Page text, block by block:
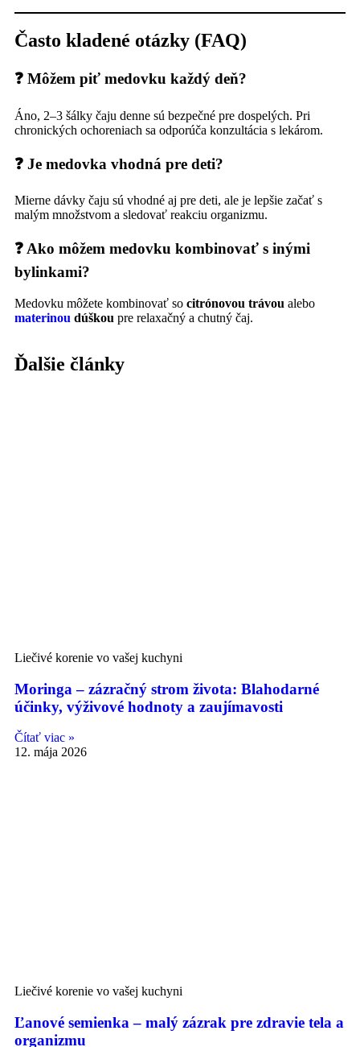
Často kladené otázky (FAQ)
❓ Môžem piť medovku každý deň?
Áno, 2–3 šálky čaju denne sú bezpečné pre dospelých. Pri
chronických ochoreniach sa odporúča konzultácia s lekárom.
❓ Je medovka vhodná pre deti?
Mierne dávky čaju sú vhodné aj pre deti, ale je lepšie začať s
malým množstvom a sledovať reakciu organizmu.
❓ Ako môžem medovku kombinovať s inými
bylinkami?
Medovku môžete kombinovať so citrónovou trávou alebo
materinou dúškou pre relaxačný a chutný čaj.
Ďalšie články
Liečivé korenie vo vašej kuchyni
Moringa – zázračný strom života: Blahodarné
účinky, výživové hodnoty a zaujímavosti
Čítať viac »
12. mája 2026
Liečivé korenie vo vašej kuchyni
Ľanové semienka – malý zázrak pre zdravie tela a
organizmu